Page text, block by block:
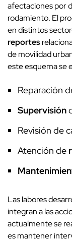
afectaciones por
rodamiento. El
en distintos
reportes
de movilidad
este esquema se
Reparación
Supervisión
Revisión de
Atención de
Las labores
integran a las
actualmente se
es mantener